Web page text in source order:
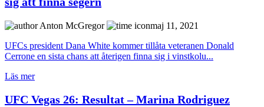
Anton McGregor
maj 11, 2021
UFCs president Dana White kommer tillåta veteranen Donald
Cerrone en sista chans att återigen finna sig i vinstkolu...
Läs mer
UFC Vegas 26: Resultat – Marina Rodriguez